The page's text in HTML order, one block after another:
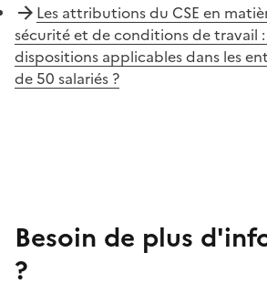
Les attributions du CSE en
sécurité et de conditions de travail
dispositions applicables dans les
de 50 salariés ?
Besoin de plus
?